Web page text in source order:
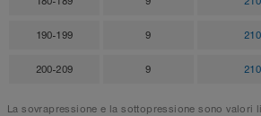
190-199 9
200-209 9
La sovrapressione e la sottopressione sono valori